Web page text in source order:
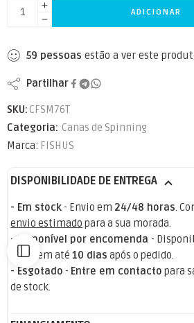
ADICIONAR
59 pessoas estão a ver este
Partilhar
SKU: CFSM76T
Categoria: Canas de Spinning
Marca: FISHUS
DISPONIBILIDADE DE ENTREGA
- Em stock - Envio em 24/48 horas.
envio estimado para a sua morada.
- Disponível por encomenda -
stock em até10 dias após o pedido.
- Esgotado - Entre em contacto para
de stock.